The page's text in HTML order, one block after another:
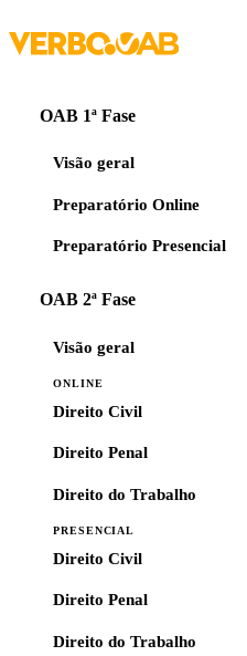
OAB 1ª Fase
Visão geral
Preparatório Online
Preparatório Presencial
OAB 2ª Fase
Visão geral
ONLINE
Direito Civil
Direito Penal
Direito do Trabalho
PRESENCIAL
Direito Civil
Direito Penal
Direito do Trabalho